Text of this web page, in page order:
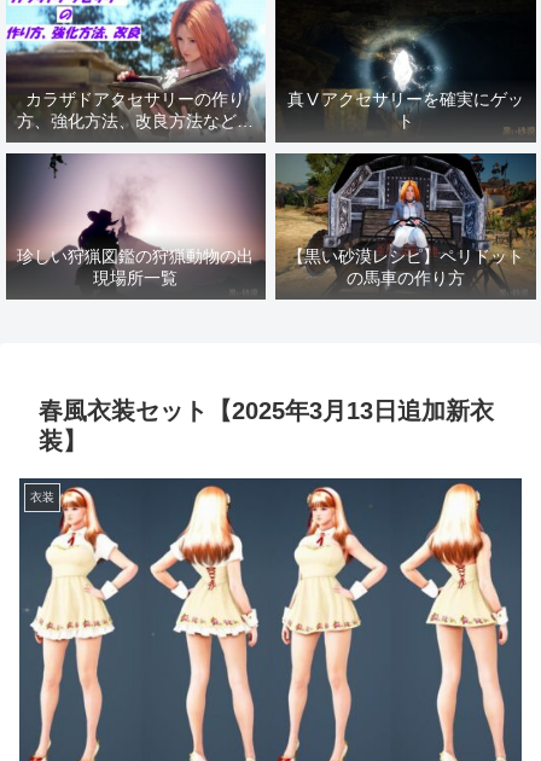
カラザドアクセサリーの作り
方、強化方法、改良方法などま
とめ【黒い砂漠冒険日誌１４１
真Ⅴアクセサリーを確実にゲッ
ト
珍しい狩猟図鑑の狩猟動物の出
現場所一覧
【黒い砂漠レシピ】ペリドット
の馬車の作り方
春風衣装セット【2025年3月13日追加新衣
装】
衣装